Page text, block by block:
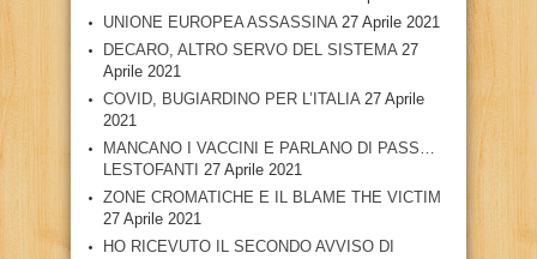
UNIONE EUROPEA ASSASSINA 27 Aprile 2021
DECARO, ALTRO SERVO DEL SISTEMA 27
Aprile 2021
COVID, BUGIARDINO PER L’ITALIA 27 Aprile
2021
MANCANO I VACCINI E PARLANO DI PASS…
LESTOFANTI 27 Aprile 2021
ZONE CROMATICHE E IL BLAME THE VICTIM
27 Aprile 2021
HO RICEVUTO IL SECONDO AVVISO DI